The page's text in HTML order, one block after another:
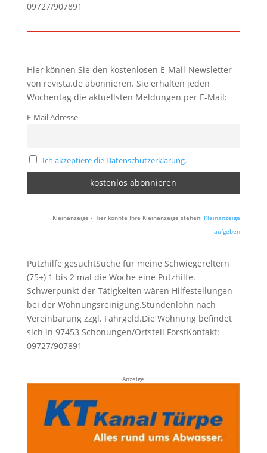
09727/907891
Hier können Sie den kostenlosen E-Mail-Newsletter
von revista.de abonnieren. Sie erhalten jeden
Wochentag die aktuellsten Meldungen per E-Mail:
E-Mail Adresse
Ich akzeptiere die Datenschutzerklärung.
Kleinanzeige - Hier könnte Ihre Kleinanzeige stehen: Kleinanzeige
aufgeben
Putzhilfe gesuchtSuche für meine Schwiegereltern
(75+) 1 bis 2 mal die Woche eine Putzhilfe.
Schwerpunkt der Tätigkeiten wären Hilfestellungen
bei der Wohnungsreinigung.Stundenlohn nach
Vereinbarung zzgl. Fahrgeld.Die Wohnung befindet
sich in 97453 Schonungen/Ortsteil ForstKontakt:
09727/907891
Anzeige